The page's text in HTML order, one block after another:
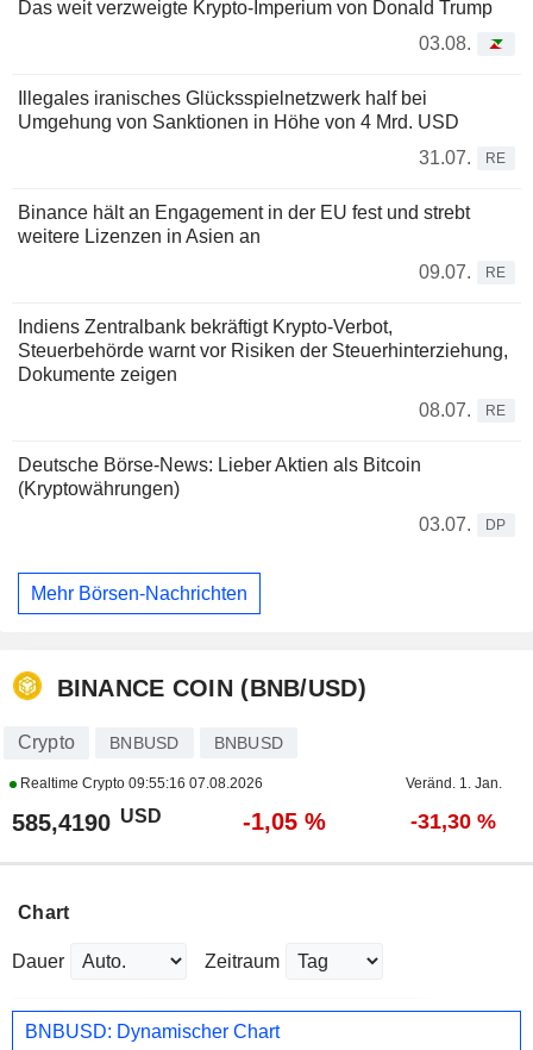
Das weit verzweigte Krypto-Imperium von Donald Trump
03.08.
Illegales iranisches Glücksspielnetzwerk half bei
Umgehung von Sanktionen in Höhe von 4 Mrd. USD
31.07.
RE
Binance hält an Engagement in der EU fest und strebt
weitere Lizenzen in Asien an
09.07.
RE
Indiens Zentralbank bekräftigt Krypto-Verbot,
Steuerbehörde warnt vor Risiken der Steuerhinterziehung,
Dokumente zeigen
08.07.
RE
Deutsche Börse-News: Lieber Aktien als Bitcoin
(Kryptowährungen)
03.07.
DP
Mehr Börsen-Nachrichten
BINANCE COIN (BNB/USD)
Crypto BNBUSD BNBUSD
Realtime Crypto 09:55:16 07.08.2026 Veränd. 1. Jan.
585,4190 USD -1,05 % -31,30 %
Chart
Dauer Zeitraum
BNBUSD: Dynamischer Chart